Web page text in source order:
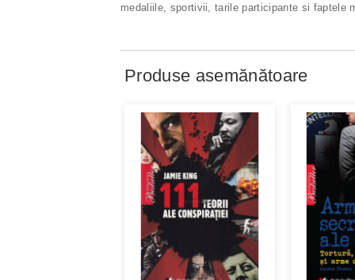
medaliile, sportivii, tarile participante si faptele
Produse asemănătoare